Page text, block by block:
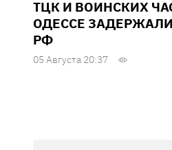
ТЦК И ВОИНСКИХ
ОДЕССЕ
РФ
05 Августа 20:37